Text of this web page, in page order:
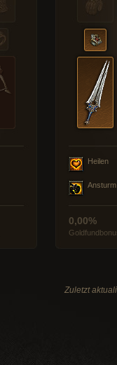
Heilen
Ansturm
0,00%
Zuletzt